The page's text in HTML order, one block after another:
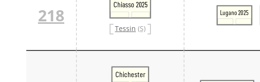
218
Chiasso 2025
Tessin (S)
Lugano 2025
Chichester